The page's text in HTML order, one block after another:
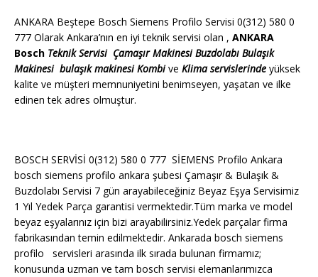
ANKARA Beştepe Bosch Siemens Profilo Servisi 0(312) 580 0
777 Olarak Ankara’nın en iyi teknik servisi olan , ANKARA
Bosch Teknik Servisi Çamaşır MakinesiBuzdolabı Bulaşık
Makinesi bulaşık makinesiKombive Klima servislerinde yüksek
kalite ve müşteri memnuniyetini benimseyen, yaşatan ve ilke
edinen tek adres olmuştur.
BOSCH SERVİSİ 0(312) 580 0 777 SİEMENS Profilo Ankara
bosch siemens profilo ankara şubesi Çamaşır & Bulaşık &
Buzdolabı Servisi 7 gün arayabileceğiniz Beyaz Eşya Servisimiz
1 Yıl Yedek Parça garantisi vermektedir.Tüm marka ve model
beyaz eşyalarınız için bizi arayabilirsiniz.Yedek parçalar firma
fabrikasından temin edilmektedir. Ankarada bosch siemens
profilo servisleri arasında ilk sırada bulunan firmamız;
konusunda uzman ve tam bosch servisi elemanlarımızca